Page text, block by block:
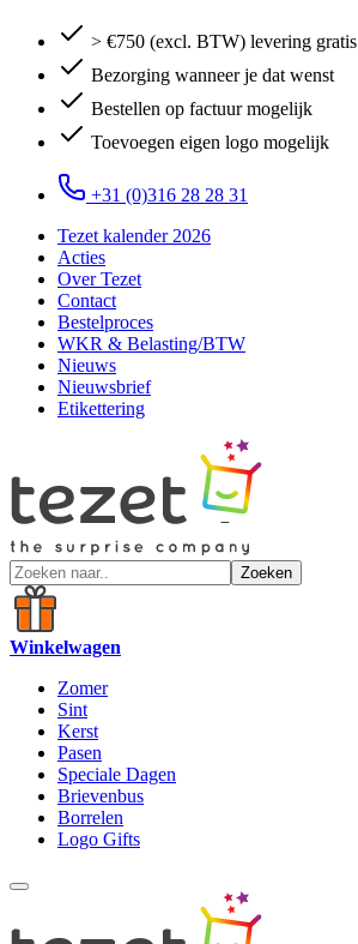
> €750 (excl. BTW) levering gratis
Bezorging wanneer je dat wenst
Bestellen op factuur mogelijk
Toevoegen eigen logo mogelijk
+31 (0)316 28 28 31
Tezet kalender 2026
Acties
Over Tezet
Contact
Bestelproces
WKR & Belasting/BTW
Nieuws
Nieuwsbrief
Etikettering
Zoeken
Winkelwagen
Zomer
Sint
Kerst
Pasen
Speciale Dagen
Brievenbus
Borrelen
Logo Gifts